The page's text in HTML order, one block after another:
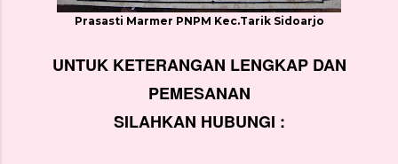
Prasasti Marmer PNPM Kec.Tarik Sidoarjo
UNTUK KETERANGAN LENGKAP DAN
PEMESANAN
SILAHKAN HUBUNGI :